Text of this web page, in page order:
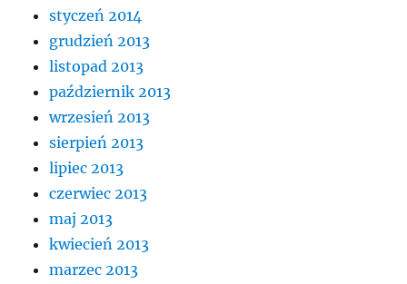
styczeń 2014
grudzień 2013
listopad 2013
październik 2013
wrzesień 2013
sierpień 2013
lipiec 2013
czerwiec 2013
maj 2013
kwiecień 2013
marzec 2013